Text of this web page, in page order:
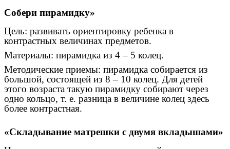
Собери пирамидку»
Цель: развивать ориентировку ребенка в
контрастных величинах предметов.
Материалы: пирамидка из 4 – 5 колец.
Методические приемы: пирамидка собирается из
большой, состоящей из 8 – 10 колец. Для детей
этого возраста такую пирамидку собирают через
одно кольцо, т. е. разница в величине колец здесь
более контрастная.
«Складывание матрешки с двумя вкладышами»